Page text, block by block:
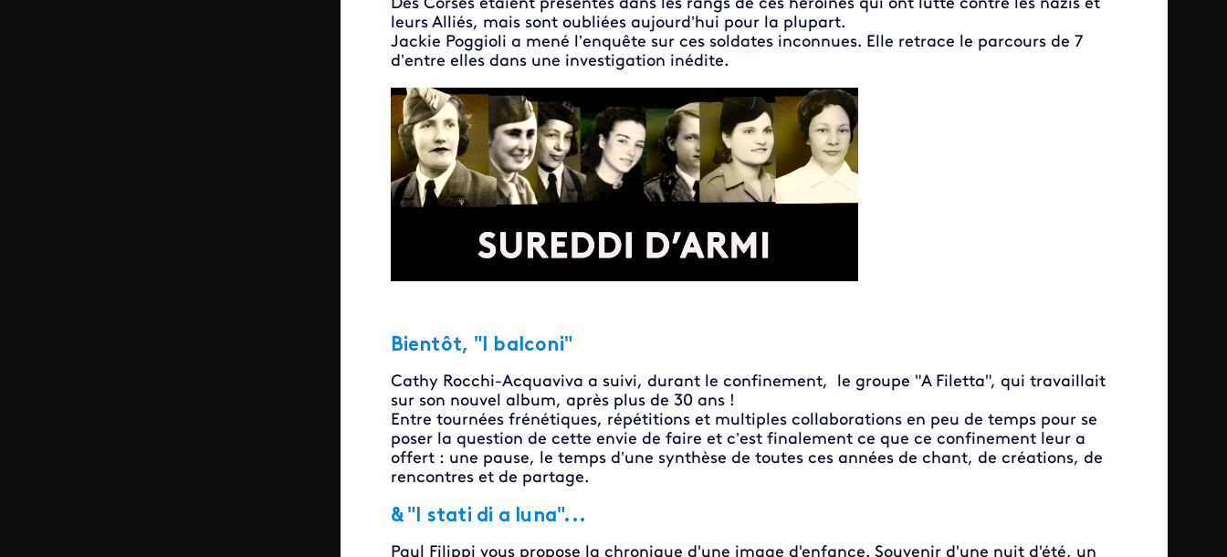
Des Corses étaient présentes dans les rangs de ces héroïnes qui ont lutté contre les nazis et
leurs Alliés, mais sont oubliées aujourd’hui pour la plupart.
Jackie Poggioli a mené l’enquête sur ces soldates inconnues. Elle retrace le parcours de 7
d’entre elles dans une investigation inédite.
Bientôt, "I balconi"
Cathy Rocchi-Acquaviva a suivi, durant le confinement, le groupe "A Filetta", qui travaillait
sur son nouvel album, après plus de 30 ans !
Entre tournées frénétiques, répétitions et multiples collaborations en peu de temps pour se
poser la question de cette envie de faire et c’est finalement ce que ce confinement leur a
offert : une pause, le temps d’une synthèse de toutes ces années de chant, de créations, de
rencontres et de partage.
& "I stati di a luna"...
Paul Filippi vous propose la chronique d'une image d'enfance. Souvenir d'une nuit d'été, un